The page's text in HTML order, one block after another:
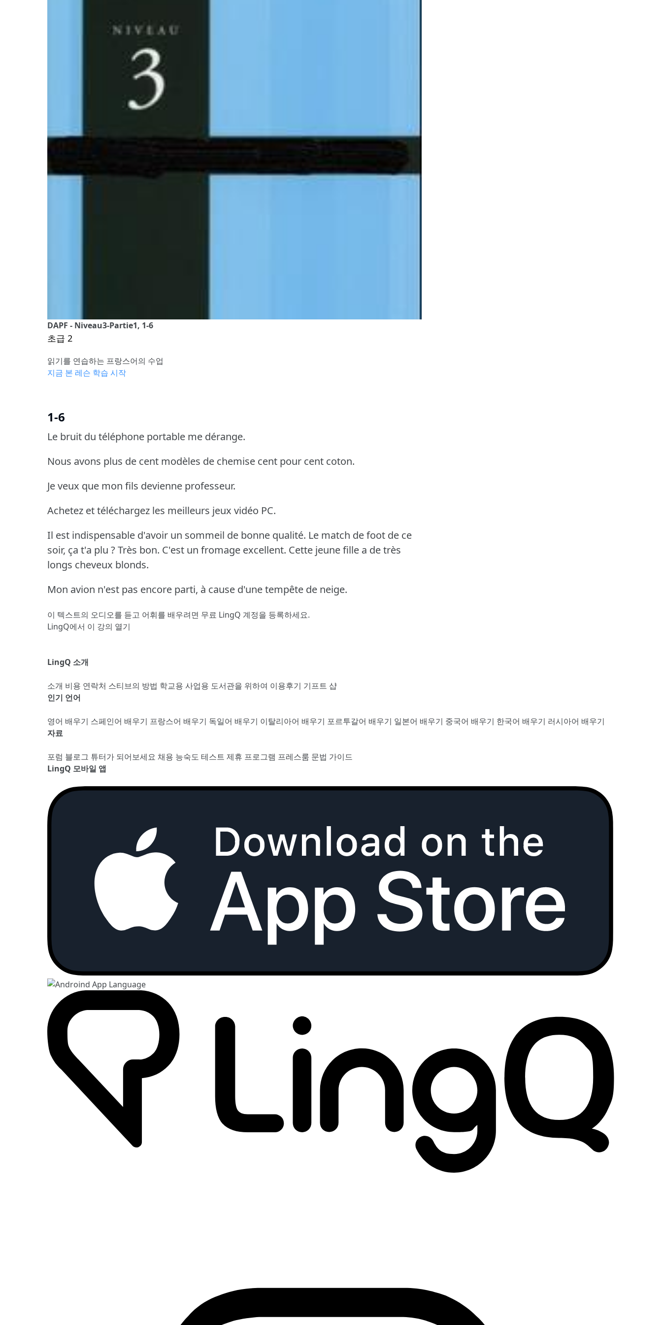
DAPF - Niveau3-Partie1, 1-6
초급 2
읽기를 연습하는 프랑스어의 수업
지금 본 레슨 학습 시작
1-6
Le bruit du téléphone portable me dérange.
Nous avons plus de cent modèles de chemise cent pour cent coton.
Je veux que mon fils devienne professeur.
Achetez et téléchargez les meilleurs jeux vidéo PC.
Il est indispensable d'avoir un sommeil de bonne qualité. Le match de foot de ce
soir, ça t'a plu ?Très bon. C'est un fromage excellent. Cette jeune fille a de très
longs cheveux blonds.
Mon avion n'est pas encore parti, à cause d'une tempête de neige.
이 텍스트의 오디오를 듣고 어휘를 배우려면 무료 LingQ 계정을 등록하세요.
LingQ에서 이 강의 열기
LingQ 소개
소개 비용 연락처 스티브의 방법 학교용 사업용 도서관을 위하여 이용후기 기프트 샵
인기 언어
영어 배우기 스페인어 배우기 프랑스어 배우기 독일어 배우기 이탈리아어 배우기 포르투갈어 배우기 일본어 배우기 중국어 배우기 한국어 배우기 러시아어 배우기
자료
포럼 블로그 튜터가 되어보세요 채용 능숙도 테스트 제휴 프로그램 프레스룸 문법 가이드
LingQ 모바일 앱